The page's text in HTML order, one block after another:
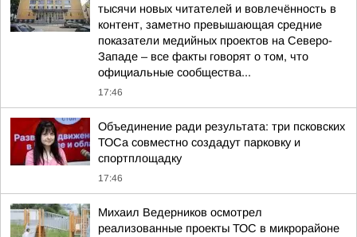
тысячи новых читателей и вовлечённость в
контент, заметно превышающая средние
показатели медийных проектов на Северо-
Западе – все факты говорят о том, что
официальные сообщества...
17:46
Объединение ради результата: три псковских
ТОСа совместно создадут парковку и
спортплощадку
17:46
Михаил Ведерников осмотрел
реализованные проекты ТОС в микрорайоне